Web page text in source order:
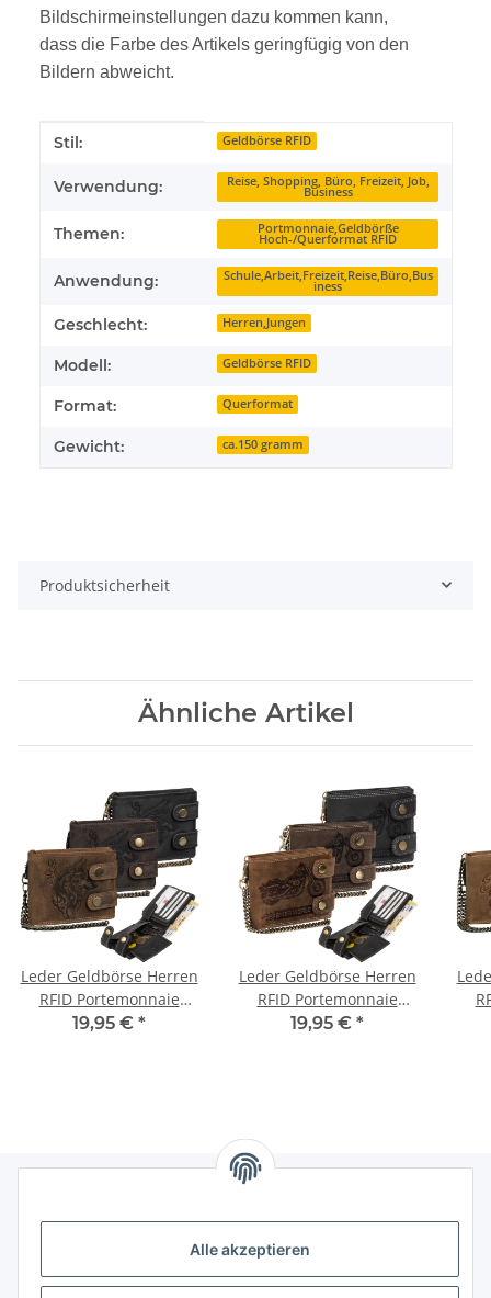
Alle akzeptieren
Bildschirmeinstellungen dazu kommen kann,
dass die Farbe des Artikels geringfügig von den
Bildern abweicht.
Produkteigenschaft
Wert
Stil: Geldbörse RFID
Verwendung: Reise, Shopping, Büro, Freizeit, Job,
Business
Themen: Portmonnaie,Geldbörße
Hoch-/Querformat RFID
Anwendung: Schule,Arbeit,Freizeit,Reise,Büro,Bus
iness
Geschlecht: Herren,Jungen
Modell: Geldbörse RFID
Format: Querformat
Gewicht: ca.150 gramm
Produktsicherheit
Ähnliche Artikel
Leder Geldbörse Herren
RFID Portemonnaie
Echtleder Prägung mit
19,95 € *
Leder Geldbörse Herren
RFID Portemonnaie
Echtleder Prägung mit
19,95 € *